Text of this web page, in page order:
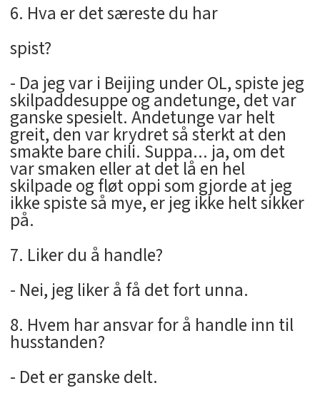
6. Hva er det særeste du har
spist?
- Da jeg var i Beijing under OL, spiste jeg
skilpaddesuppe og andetunge, det var
ganske spesielt. Andetunge var helt
greit, den var krydret så sterkt at den
smakte bare chili. Suppa... ja, om det
var smaken eller at det lå en hel
skilpade og fløt oppi som gjorde at jeg
ikke spiste så mye, er jeg ikke helt sikker
på.
7. Liker du å handle?
- Nei, jeg liker å få det fort unna.
8. Hvem har ansvar for å handle inn til
husstanden?
- Det er ganske delt.